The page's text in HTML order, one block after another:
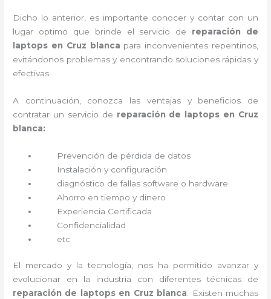
Dicho lo anterior, es importante conocer y contar con un
lugar optimo que brinde el servicio de reparación de
laptops en Cruz blanca para inconvenientes repentinos,
evitándonos problemas y encontrando soluciones rápidas y
efectivas.
A continuación, conozca las ventajas y beneficios de
contratar un servicio de reparación de laptops en Cruz
blanca:
Prevención de pérdida de datos
Instalación y configuración
diagnóstico de fallas software o hardware
Ahorro en tiempo y dinero
Experiencia Certificada
Confidencialidad
etc
El mercado y la tecnología, nos ha permitido avanzar y
evolucionar en la industria con diferentes técnicas de
reparación de laptops en Cruz blanca . Existen muchas